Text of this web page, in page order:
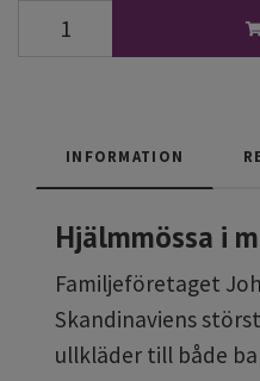
INFORMATION
Hjälmmössa i
Familjeföretaget
Skandinaviens
ullkläder till både